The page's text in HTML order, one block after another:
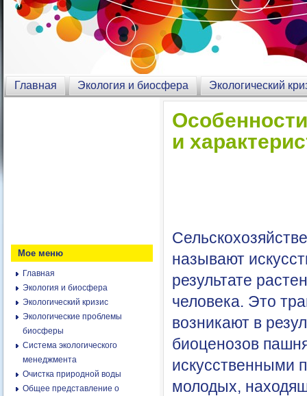
Главная Экология и биосфера Экологический
Мое меню
Главная
Экология и биосфера
Экологический кризис
Экологические проблемы
биосферы
Система экологического
менеджмента
Очистка природной воды
Общее представление о
и
называют
результате
человека. Это
возникают в
биоценозов
искусственными
молодых,